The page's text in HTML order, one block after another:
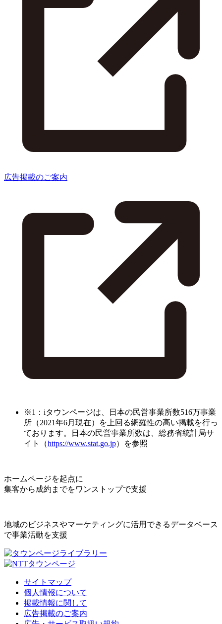
広告掲載のご案内
※1：iタウンページは、日本の民営事業所数516万事業
所（2021年6月現在）を上回る網羅性の高い掲載を行っ
ております。日本の民営事業所数は、総務省統計局サ
イト（https://www.stat.go.jp）を参照
ホームページを起点に
集客から成約までをワンストップで支援
地域のビジネスやマーケティングに活用できるデータベース
で事業活動を支援
サイトマップ
個人情報について
掲載情報に関して
広告掲載のご案内